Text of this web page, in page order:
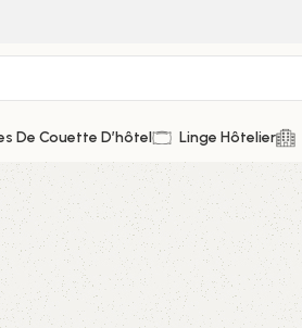
De Couette D’hôtel Linge Hôtelier